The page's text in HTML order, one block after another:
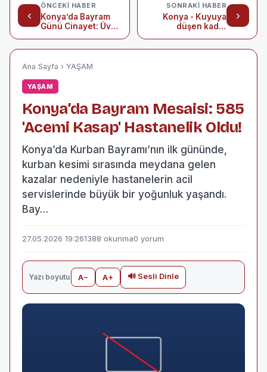
‹
ÖNCEKI HABER
Konya’da Bayram
Günü Cinayet: Üvey
›
SONRAKI HABER
Konya - Kuyuya
düşen kadın
Ana Sayfa › YAŞAM
YAŞAM
Konya’da Bayram Mesaisi: 585
'Acemi Kasap' Hastanelik Oldu!
Konya’da Kurban Bayramı’nın ilk gününde,
kurban kesimi sırasında meydana gelen
kazalar nedeniyle hastanelerin acil
servislerinde büyük bir yoğunluk yaşandı.
Bay…
27.05.2026 19:261388 okunma0 yorum
Yazı boyutu A− A+ 🔊 Sesli Dinle